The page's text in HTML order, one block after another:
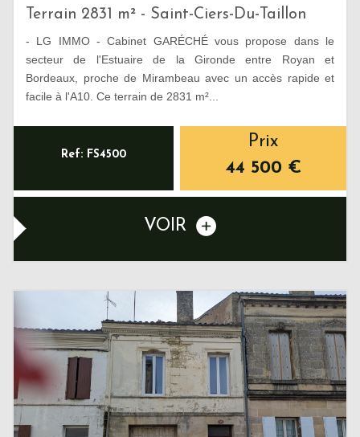
Terrain 2831 m² - Saint-Ciers-Du-Taillon
- LG IMMO - Cabinet GARÉCHÉ vous propose dans le
secteur de l'Estuaire de la Gironde entre Royan et
Bordeaux, proche de Mirambeau avec un accès rapide et
facile à l'A10. Ce terrain de 2831 m²...
Ref: FS4500
Prix
44 500 €
VOIR